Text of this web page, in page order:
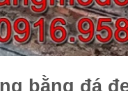
bằng đá